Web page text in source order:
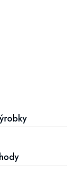
pleti